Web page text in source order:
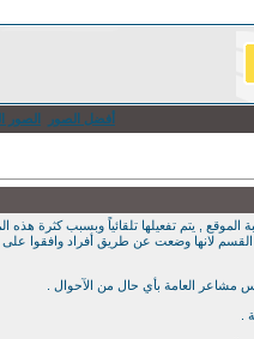
أفضل الصور
الصور
الموقع , يتم تفعيلها تلقائياً وبسبب كثرة هذه
لانها وضعت عن طريق أفراد وافقوا على